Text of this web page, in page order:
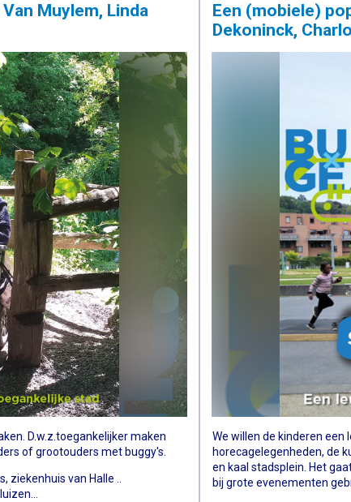
Muylem, Linda
D.w.z.toegankelijker maken
of grootouders met buggy's.
van Halle ..
Een (mobiele)
Dekoninck,
We willen de kinderen een
horecagelegenheden, de
en kaal stadsplein. Het
bij grote evenementen